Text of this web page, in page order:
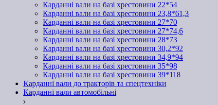
Карданні вали на базі хрестовини 22*54
Карданні вали на базі хрестовини 23,8*61,3
Карданні вали на базі хрестовини 27*70
Карданні вали на базі хрестовини 27*74,6
Карданні вали на базі хрестовини 28*73
Карданні вали на базі хрестовини 30,2*92
Карданні вали на базі хрестовини 34,9*94
Карданні вали на базі хрестовини 35*98
Карданні вали на базі хрестовини 39*118
Карданні вали до тракторів та спецтехніки
Карданні вали автомобільні